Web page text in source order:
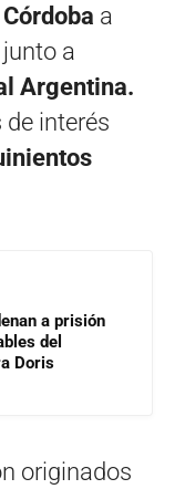
a
junto a
Argentina.
interés
a prisión
del
Doris
originados